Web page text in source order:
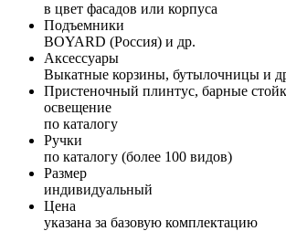
в цвет фасадов или корпуса
Подъемники
BOYARD (Россия) и др.
Аксессуары
Выкатные корзины, бутылочницы и
Пристеночный плинтус, барные
освещение
по каталогу
Ручки
по каталогу (более 100 видов)
Размер
индивидуальный
Цена
указана за базовую комплектацию